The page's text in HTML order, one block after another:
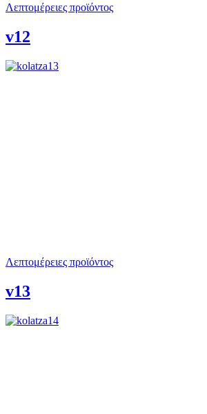
Λεπτομέρειες προϊόντος
v12
Λεπτομέρειες προϊόντος
v13